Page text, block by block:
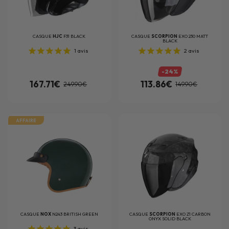
CASQUEHJC F31 BLACK
1 avis
167.71€ 249.90€
CASQUE SCORPION EXO 230 MATT
BLACK
2 avis
-24%
113.86€ 149.90€
AFFAIRE
CASQUE NOX N243 BRITISH GREEN CASQUE SCORPION EXO Z1 CARBON
ONYX SOLID BLACK